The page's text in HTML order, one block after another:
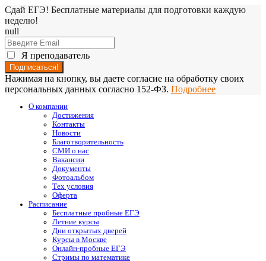
Сдай ЕГЭ! Бесплатные материалы для подготовки каждую
неделю!
null
Я преподаватель
Нажимая на кнопку, вы даете согласие на обработку своих
персональных данных согласно 152-ФЗ. Подробнее
О компании
Достижения
Контакты
Новости
Благотворительность
СМИ о нас
Вакансии
Документы
Фотоальбом
Тех условия
Оферта
Расписание
Бесплатные пробные ЕГЭ
Летние курсы
Дни открытых дверей
Курсы в Москве
Онлайн-пробные ЕГЭ
Стримы по математике